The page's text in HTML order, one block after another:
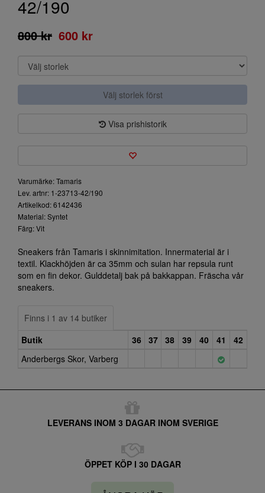
42/190
800 kr 600 kr
Välj storlek först
Visa prishistorik
Varumärke: Tamaris
Lev. artnr: 1-23713-42/190
Artikelkod: 6142436
Material: Syntet
Färg: Vit
Sneakers från Tamaris i skinnimitation. Innermaterial är i
textil. Klackhöjden är ca 35mm och sulan har repsula runt
som en fin dekor. Gulddetalj bak på bakkappan. Fräscha vår
sneakers.
Finns i 1 av 14 butiker
Butik
36 37 38 39 40 41
42
Anderbergs Skor, Varberg
LEVERANS INOM 3 DAGAR INOM SVERIGE
ÖPPET KÖP I 30 DAGAR